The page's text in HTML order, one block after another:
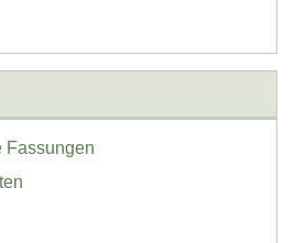
Fassungen